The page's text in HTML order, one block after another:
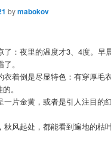
bymabokov
了：夜里的温度才3、4度。早
。
着倒是尽显特色：有穿厚毛
。
一片金黄，或者是引人注目的
秋风起处，都能看到遍地的